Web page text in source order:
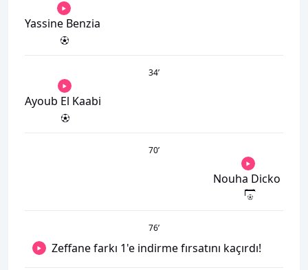
Yassine Benzia
34’
Ayoub El Kaabi
70’
Nouha Dicko
76’
Zeffane farkı 1'e indirme fırsatını kaçırdı!